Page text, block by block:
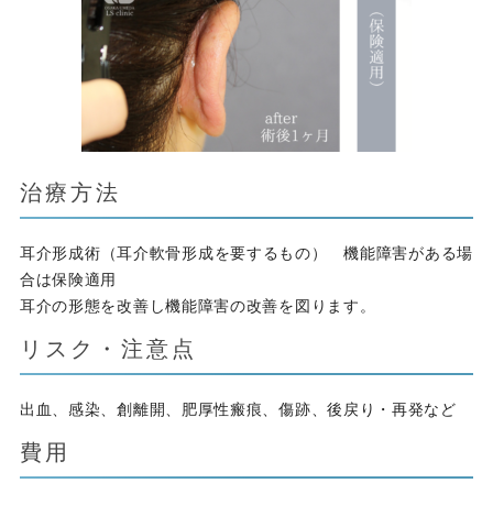
治療方法
耳介形成術（耳介軟骨形成を要するもの） 機能障害がある場
合は保険適用
耳介の形態を改善し機能障害の改善を図ります。
リスク・注意点
出血、感染、創離開、肥厚性瘢痕、傷跡、後戻り・再発など
費用